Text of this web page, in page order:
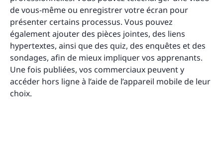
de vous-même ou enregistrer votre écran pour
présenter certains processus. Vous pouvez
également ajouter des pièces jointes, des liens
hypertextes, ainsi que des quiz, des enquêtes et des
sondages, afin de mieux impliquer vos apprenants.
Une fois publiées, vos commerciaux peuvent y
accéder hors ligne à l’aide de l’appareil mobile de leur
choix.